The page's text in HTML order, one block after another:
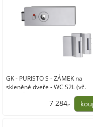
GK - PURISTO S - ZÁMEK na
skleněné dveře - WC S2L (vč.
závěsů)
7 284,-